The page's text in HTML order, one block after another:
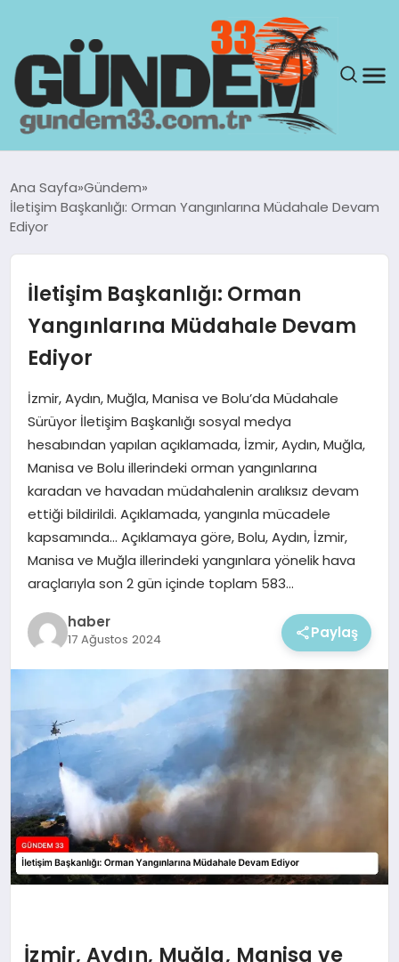
GÜNDEM
TEKNOLOJI
EKONOMI
MAGAZIN
Ana Sayfa Gündem
İletişim Başkanlığı: Orman Yangınlarına Müdahale Devam
Ediyor
İletişim Başkanlığı: Orman
Yangınlarına Müdahale Devam
Ediyor
İzmir, Aydın, Muğla, Manisa ve Bolu’da Müdahale
Sürüyor İletişim Başkanlığı sosyal medya
hesabından yapılan açıklamada, İzmir, Aydın, Muğla,
Manisa ve Bolu illerindeki orman yangınlarına
karadan ve havadan müdahalenin aralıksız devam
ettiği bildirildi. Açıklamada, yangınla mücadele
kapsamında… Açıklamaya göre, Bolu, Aydın, İzmir,
Manisa ve Muğla illerindeki yangınlara yönelik hava
araçlarıyla son 2 gün içinde toplam 583…
haber
17 Ağustos 2024 Paylaş
İzmir, Aydın, Muğla, Manisa ve